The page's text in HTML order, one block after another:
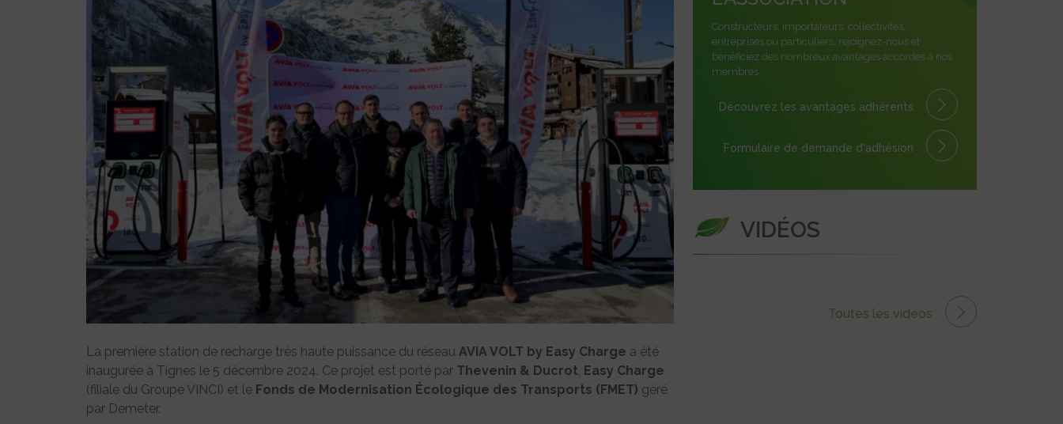
La première station de recharge très haute puissance du réseau AVIA VOLT by Easy Charge a été
inaugurée à Tignes le 5 décembre 2024. Ce projet est porté par Thevenin & Ducrot, Easy Charge
(filiale du Groupe VINCI) et le Fonds de Modernisation Écologique des Transports (FMET) géré
par Demeter.
Constructeurs, importateurs, collectivités,
entreprises ou particuliers, rejoignez-nous et
bénéficiez des nombreux avantages accordés à nos
membres.
Découvrez les avantages adhérents
Formulaire de demande d'adhésion
VIDÉOS
Toutes les vidéos